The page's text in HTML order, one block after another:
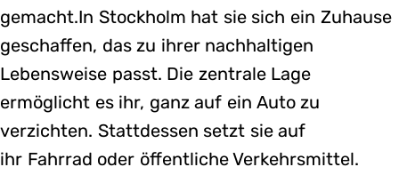
gemacht.In Stockholm hat sie sich ein Zuhause
geschaffen, das zu ihrer nachhaltigen
Lebensweise passt. Die zentrale Lage
ermöglicht es ihr, ganz auf ein Auto zu
verzichten. Stattdessen setzt sie auf
ihr Fahrrad oder öffentliche Verkehrsmittel.